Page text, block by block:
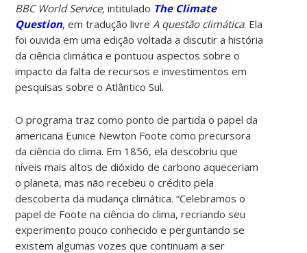
BBC World Service, intitulado The Climate
Question, em tradução livre A questão climática. Ela
foi ouvida em uma edição voltada a discutir a história
da ciência climática e pontuou aspectos sobre o
impacto da falta de recursos e investimentos em
pesquisas sobre o Atlântico Sul.
O programa traz como ponto de partida o papel da
americana Eunice Newton Foote como precursora
da ciência do clima. Em 1856, ela descobriu que
níveis mais altos de dióxido de carbono aqueceriam
o planeta, mas não recebeu o crédito pela
descoberta da mudança climática. “Celebramos o
papel de Foote na ciência do clima, recriando seu
experimento pouco conhecido e perguntando se
existem algumas vozes que continuam a ser